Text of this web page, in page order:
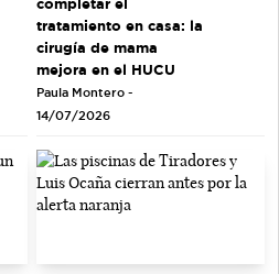
completar el
tratamiento en casa: la
cirugía de mama
mejora en el HUCU
Paula Montero -
14/07/2026